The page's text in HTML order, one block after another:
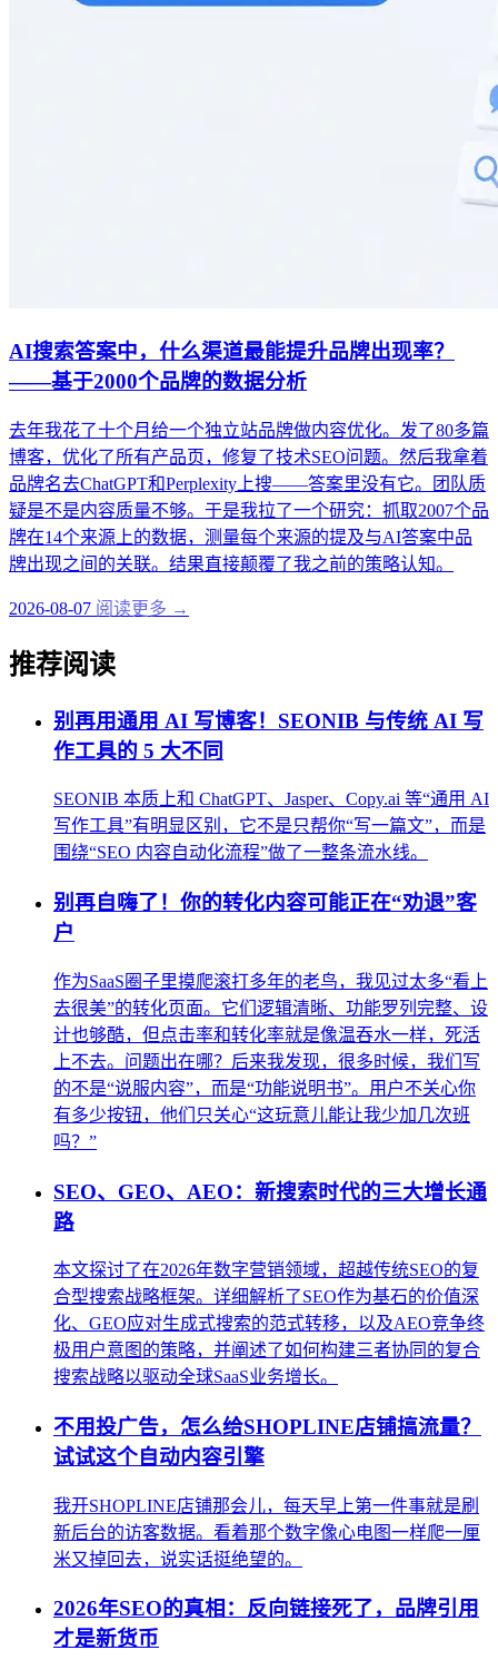
AI搜索答案中，什么渠道最能提升品牌出现率？
——基于2000个品牌的数据分析
去年我花了十个月给一个独立站品牌做内容优化。发了80多篇
博客，优化了所有产品页，修复了技术SEO问题。然后我拿着
品牌名去ChatGPT和Perplexity上搜——答案里没有它。团队质
疑是不是内容质量不够。于是我拉了一个研究：抓取2007个品
牌在14个来源上的数据，测量每个来源的提及与AI答案中品
牌出现之间的关联。结果直接颠覆了我之前的策略认知。
2026-08-07 阅读更多 →
推荐阅读
别再用通用 AI 写博客！SEONIB 与传统 AI 写
作工具的 5 大不同
SEONIB 本质上和 ChatGPT、Jasper、Copy.ai 等“通用 AI
写作工具”有明显区别，它不是只帮你“写一篇文”，而是
围绕“SEO 内容自动化流程”做了一整条流水线。
别再自嗨了！你的转化内容可能正在“劝退”客
户
作为SaaS圈子里摸爬滚打多年的老鸟，我见过太多“看上
去很美”的转化页面。它们逻辑清晰、功能罗列完整、设
计也够酷，但点击率和转化率就是像温吞水一样，死活
上不去。问题出在哪？后来我发现，很多时候，我们写
的不是“说服内容”，而是“功能说明书”。用户不关心你
有多少按钮，他们只关心“这玩意儿能让我少加几次班
吗？”
SEO、GEO、AEO：新搜索时代的三大增长通
路
本文探讨了在2026年数字营销领域，超越传统SEO的复
合型搜索战略框架。详细解析了SEO作为基石的价值深
化、GEO应对生成式搜索的范式转移，以及AEO竞争终
极用户意图的策略，并阐述了如何构建三者协同的复合
搜索战略以驱动全球SaaS业务增长。
不用投广告，怎么给SHOPLINE店铺搞流量？
试试这个自动内容引擎
我开SHOPLINE店铺那会儿，每天早上第一件事就是刷
新后台的访客数据。看着那个数字像心电图一样爬一厘
米又掉回去，说实话挺绝望的。
2026年SEO的真相：反向链接死了，品牌引用
才是新货币